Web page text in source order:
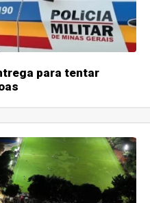
para tentar